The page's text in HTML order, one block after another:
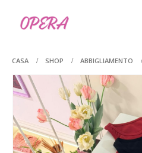
CASA SHOP ABBIGLIAMENTO